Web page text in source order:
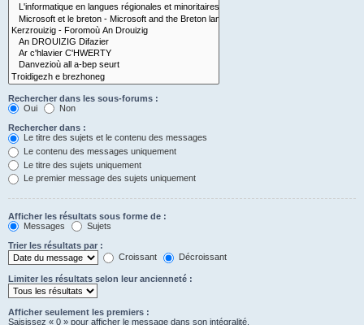
Rechercher dans les sous-forums :
Oui
Non
Rechercher dans :
Le titre des sujets et le contenu des messages
Le contenu des messages uniquement
Le titre des sujets uniquement
Le premier message des sujets uniquement
Afficher les résultats sous forme de :
Messages
Sujets
Trier les résultats par :
Croissant
Décroissant
Limiter les résultats selon leur ancienneté :
Afficher seulement les premiers :
Saisissez « 0 » pour afficher le message dans son intégralité.